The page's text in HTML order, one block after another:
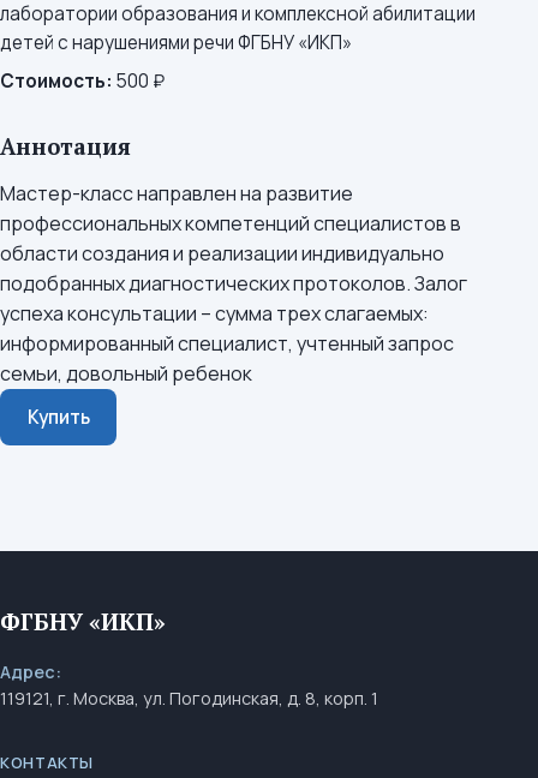
лаборатории образования и комплексной абилитации
детей с нарушениями речи ФГБНУ «ИКП»
Стоимость: 500 ₽
Аннотация
Мастер-класс направлен на развитие
профессиональных компетенций специалистов в
области создания и реализации индивидуально
подобранных диагностических протоколов. Залог
успеха консультации – сумма трех слагаемых:
информированный специалист, учтенный запрос
семьи, довольный ребенок
Купить
ФГБНУ «ИКП»
Адрес:
119121, г. Москва, ул. Погодинская, д. 8, корп. 1
КОНТАКТЫ